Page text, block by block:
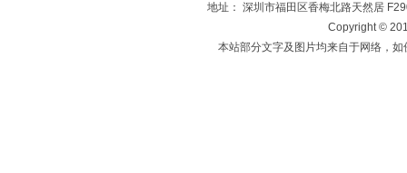
地址： 深圳市福田区香梅北路天然居
Copyright ©
本站部分文字及图片均来自于网络，